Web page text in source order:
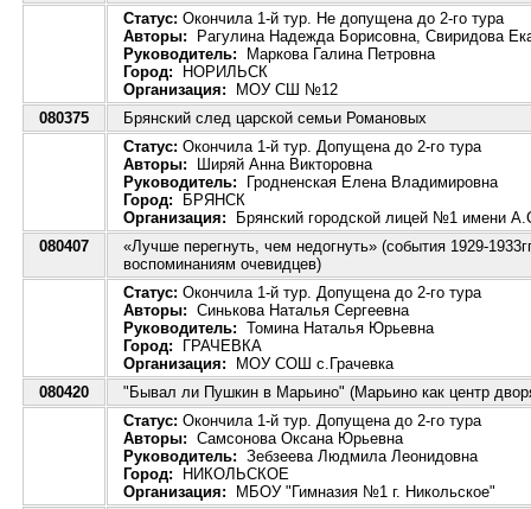
Статус: Окончила 1-й тур. Не допущена до 2-го тура
Авторы: Рагулина Надежда Борисовна, Свиридова
Руководитель: Маркова Галина Петровна
Город: НОРИЛЬСК
Организация: МОУ СШ №12
080375
Брянский след царской семьи Романовых
Статус: Окончила 1-й тур. Допущена до 2-го тура
Авторы: Ширяй Анна Викторовна
Руководитель: Гродненская Елена Владимировна
Город: БРЯНСК
Организация: Брянский городской лицей №1 имени
080407
«Лучше перегнуть, чем недогнуть» (события 1929-
воспоминаниям очевидцев)
Статус: Окончила 1-й тур. Допущена до 2-го тура
Авторы: Синькова Наталья Сергеевна
Руководитель: Томина Наталья Юрьевна
Город: ГРАЧЕВКА
Организация: МОУ СОШ с.Грачевка
080420
"Бывал ли Пушкин в Марьино" (Марьино как центр
Статус: Окончила 1-й тур. Допущена до 2-го тура
Авторы: Самсонова Оксана Юрьевна
Руководитель: Зебзеева Людмила Леонидовна
Город: НИКОЛЬСКОЕ
Организация: МБОУ "Гимназия №1 г. Никольское"